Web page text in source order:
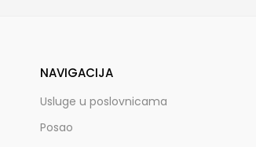
NAVIGACIJA
Usluge u poslovnicama
Posao